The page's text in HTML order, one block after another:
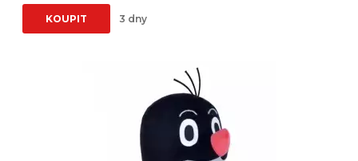
KOUPIT 3 dny